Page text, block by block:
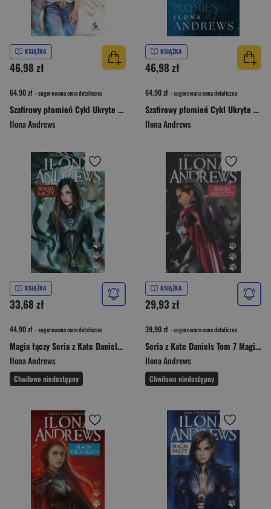
KSIĄŻKA
46,98 zł
64,90 zł - sugerowana cena detaliczna
Szafirowy płomień Cykl Ukryte Dziedzictwo Tom 4 oprawa biała
Ilona Andrews
KSIĄŻKA
46,98 zł
64,90 zł - sugerowana cena detaliczna
Szafirowy płomień Cykl Ukryte Dziedzictwo Tom 4 oprawa niebieska
Ilona Andrews
KSIĄŻKA
33,68 zł
44,90 zł - sugerowana cena detaliczna
Magia łączy Seria z Kate Daniels Tom 9
Ilona Andrews
Chwilowo niedostępny
KSIĄŻKA
29,93 zł
39,90 zł - sugerowana cena detaliczna
Seria z Kate Daniels Tom 7 Magia niszczy
Ilona Andrews
Chwilowo niedostępny